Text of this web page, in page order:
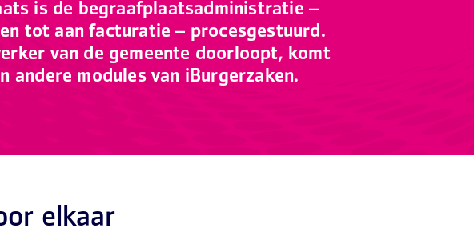
is de begraafplaatsadministratie –
tot aan facturatie – procesgestuurd.
van de gemeente doorloopt, komt
andere modules van iBurgerzaken.
elkaar